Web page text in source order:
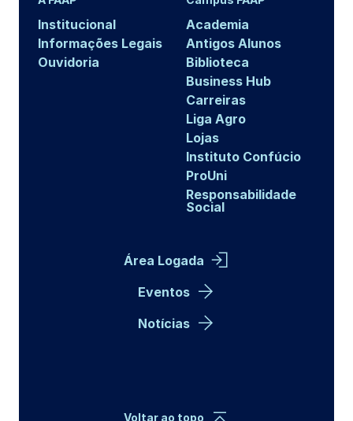
Institucional
Informações Legais
Ouvidoria
Academia
Antigos Alunos
Biblioteca
Business Hub
Carreiras
Liga Agro
Lojas
Instituto Confúcio
ProUni
Responsabilidade
Social
Área Logada
Eventos
Notícias
Voltar ao topo